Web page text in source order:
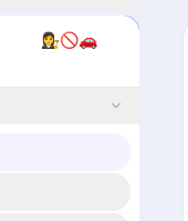
👩‍⚖️🚫🚗